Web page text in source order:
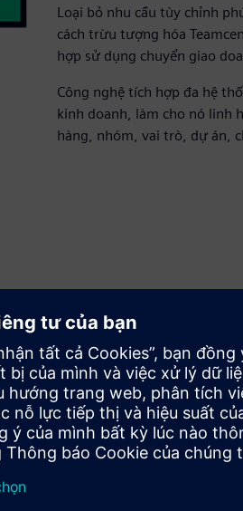
Loại bỏ nhu cầu tùy chỉnh
cách trừu tượng hóa
hợp sử dụng chuyển giao
Công nghệ tích hợp đa hệ
kinh doanh, làm cho nó linh
hàng, nhóm, vai trò, dự án,